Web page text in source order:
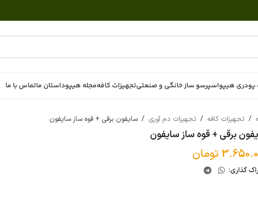
هیپواسپرسو ساز خانگی و صنعتیتجهیزات کافهمجله هیپوداستان ماتماس با ما
/ تجهیزات کافه / تجهیزات دم آوری / سایفون برقی + قوه ساز سایفون
برقی + قوه ساز سایفون
تومان
گذاری: